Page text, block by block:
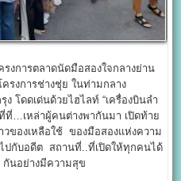
การตลาดนัดมือสองใจกลางย่าน
รงการช่างชุ่ย ในท่ามกลาง
ง โดดเด่นด้วยไฮไลท์ “เครื่องบินลำ
…เหล่าผู้คนต่างพากันมา เปิดท้าย
ของเหลือใช้ ของมือสองแห่งความ
ปกับอดีต สถานที่..ที่เปิดให้ทุกคนได้
นอย่างมีความสุข